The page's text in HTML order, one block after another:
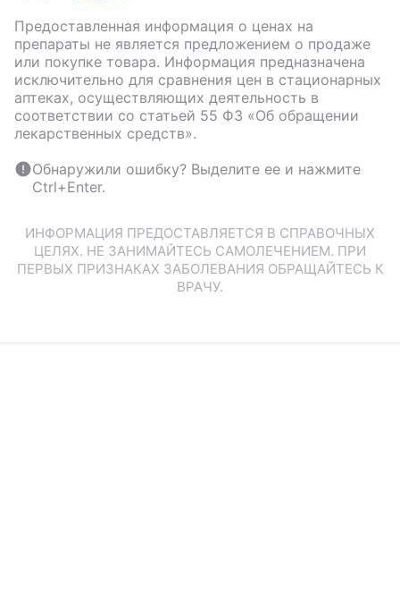
Предоставленная информация о ценах на
препараты не является предложением о продаже
или покупке товара. Информация предназначена
исключительно для сравнения цен в стационарных
аптеках, осуществляющих деятельность в
соответствии со статьей 55 ФЗ «Об обращении
лекарственных средств».
Обнаружили ошибку? Выделите ее и нажмите
Ctrl+Enter.
ИНФОРМАЦИЯ ПРЕДОСТАВЛЯЕТСЯ В СПРАВОЧНЫХ
ЦЕЛЯХ. НЕ ЗАНИМАЙТЕСЬ САМОЛЕЧЕНИЕМ. ПРИ
ПЕРВЫХ ПРИЗНАКАХ ЗАБОЛЕВАНИЯ ОБРАЩАЙТЕСЬ К
ВРАЧУ.